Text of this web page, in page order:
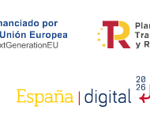
opens in a new tab
opens in a